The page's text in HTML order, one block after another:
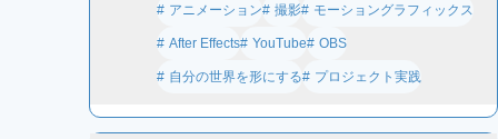
アニメーション 撮影 モーショングラフィックス
After Effects YouTube OBS
自分の世界を形にする プロジェクト実践